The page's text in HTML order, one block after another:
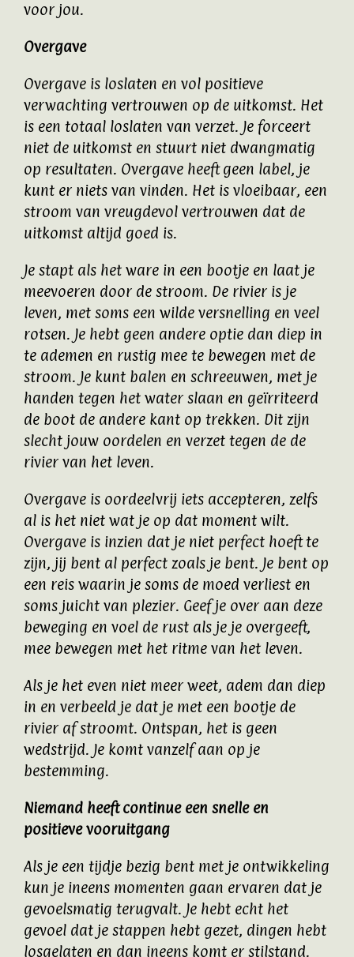
voor jou.
Overgave
Overgave is loslaten en vol positieve
verwachting vertrouwen op de uitkomst. Het
is een totaal loslaten van verzet. Je forceert
niet de uitkomst en stuurt niet dwangmatig
op resultaten. Overgave heeft geen label, je
kunt er niets van vinden. Het is vloeibaar, een
stroom van vreugdevol vertrouwen dat de
uitkomst altijd goed is.
Je stapt als het ware in een bootje en laat je
meevoeren door de stroom. De rivier is je
leven, met soms een wilde versnelling en veel
rotsen. Je hebt geen andere optie dan diep in
te ademen en rustig mee te bewegen met de
stroom. Je kunt balen en schreeuwen, met je
handen tegen het water slaan en geïrriteerd
de boot de andere kant op trekken. Dit zijn
slecht jouw oordelen en verzet tegen de de
rivier van het leven.
Overgave is oordeelvrij iets accepteren, zelfs
al is het niet wat je op dat moment wilt.
Overgave is inzien dat je niet perfect hoeft te
zijn, jij bent al perfect zoals je bent. Je bent op
een reis waarin je soms de moed verliest en
soms juicht van plezier. Geef je over aan deze
beweging en voel de rust als je je overgeeft,
mee bewegen met het ritme van het leven.
Als je het even niet meer weet, adem dan diep
in en verbeeld je dat je met een bootje de
rivier af stroomt. Ontspan, het is geen
wedstrijd. Je komt vanzelf aan op je
bestemming.
Niemand heeft continue een snelle en
positieve vooruitgang
Als je een tijdje bezig bent met je ontwikkeling
kun je ineens momenten gaan ervaren dat je
gevoelsmatig terugvalt. Je hebt echt het
gevoel dat je stappen hebt gezet, dingen hebt
losgelaten en dan ineens komt er stilstand.